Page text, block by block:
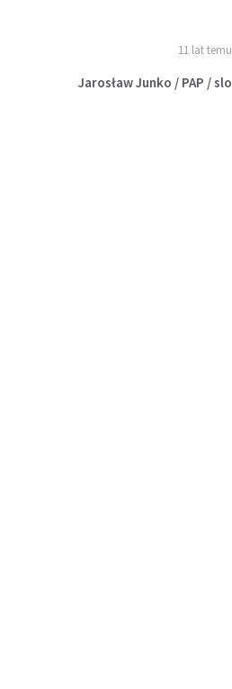
11 lat temu
Jarosław Junko / PAP / slo